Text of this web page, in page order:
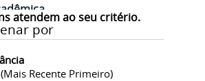
atendem ao seu critério.
por
Recente Primeiro)
servidores:
acadêmica